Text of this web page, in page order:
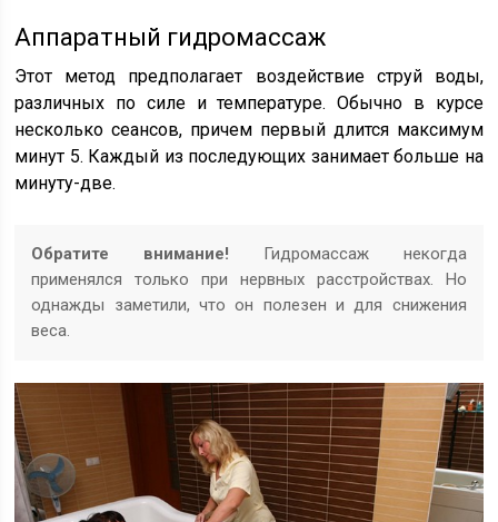
Аппаратный гидромассаж
Этот метод предполагает воздействие струй воды,
различных по силе и температуре. Обычно в курсе
несколько сеансов, причем первый длится максимум
минут 5. Каждый из последующих занимает больше на
минуту-две.
Обратите внимание! Гидромассаж некогда
применялся только при нервных расстройствах. Но
однажды заметили, что он полезен и для снижения
веса.